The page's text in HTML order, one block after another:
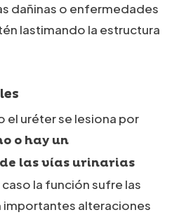
dañinas o enfermedades
lastimando la estructura
el uréter se lesiona por
o hay un
las vías urinarias
la función sufre las
importantes alteraciones